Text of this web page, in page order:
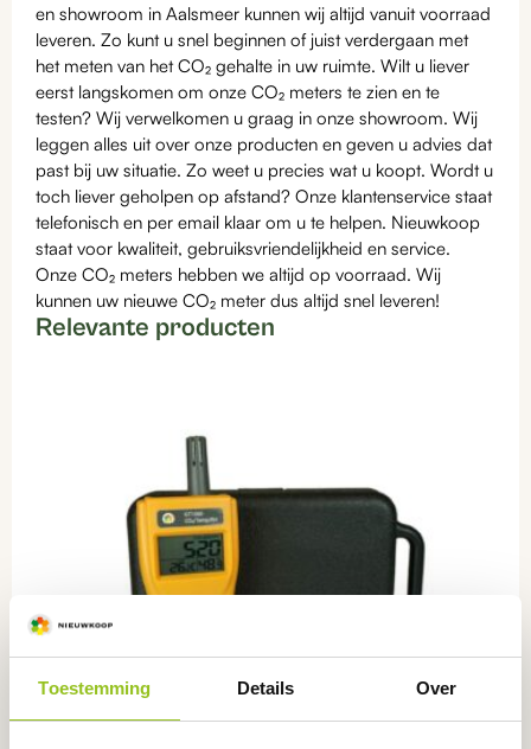
Toestemming Details Over
en showroom in Aalsmeer kunnen wij altijd vanuit voorraad
leveren. Zo kunt u snel beginnen of juist verdergaan met
het meten van het CO₂ gehalte in uw ruimte. Wilt u liever
eerst langskomen om onze CO₂ meters te zien en te
testen? Wij verwelkomen u graag in onze showroom. Wij
leggen alles uit over onze producten en geven u advies dat
past bij uw situatie. Zo weet u precies wat u koopt. Wordt u
toch liever geholpen op afstand? Onze klantenservice staat
telefonisch en per email klaar om u te helpen. Nieuwkoop
staat voor kwaliteit, gebruiksvriendelijkheid en service.
Onze CO₂ meters hebben we altijd op voorraad. Wij
kunnen uw nieuwe CO₂ meter dus altijd snel leveren!
Relevante producten